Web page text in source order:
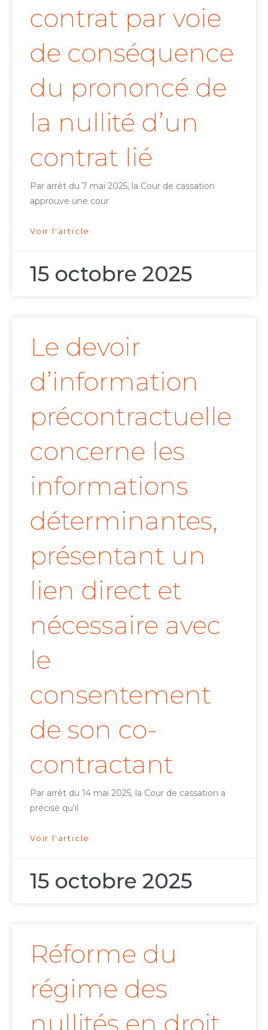
contrat par voie
de conséquence
du prononcé de
la nullité d’un
contrat lié
Par arrêt du 7 mai 2025, la Cour de cassation
approuve une cour
Voir l'article
15 octobre 2025
Le devoir
d’information
précontractuelle
concerne les
informations
déterminantes,
présentant un
lien direct et
nécessaire avec
le
consentement
de son co-
contractant
Par arrêt du 14 mai 2025, la Cour de cassation a
précisé qu’il
Voir l'article
15 octobre 2025
Réforme du
régime des
nullités en droit